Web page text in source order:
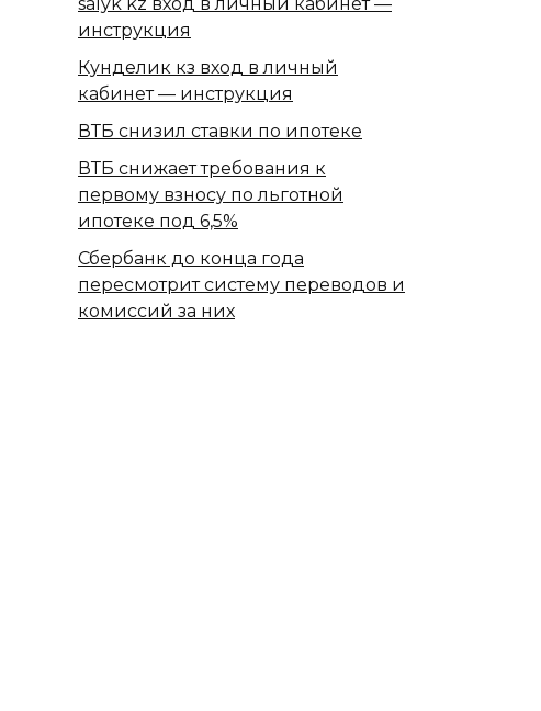
инструкция
Кунделик кз вход в личный
кабинет — инструкция
ВТБ снизил ставки по ипотеке
ВТБ снижает требования к
первому взносу по льготной
ипотеке под 6,5%
Сбербанк​ до конца года
пересмотрит систему переводов и
комиссий за них